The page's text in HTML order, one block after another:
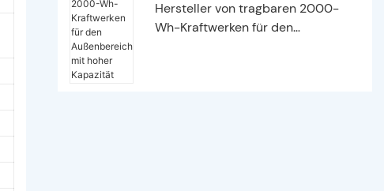
Hersteller von tragbaren 2000-
Wh-Kraftwerken für den